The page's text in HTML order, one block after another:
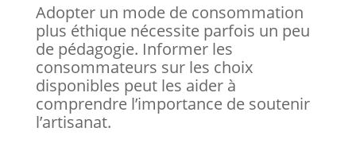
Adopter un mode de consommation
plus éthique nécessite parfois un peu
de pédagogie. Informer les
consommateurs sur les choix
disponibles peut les aider à
comprendre l’importance de soutenir
l’artisanat.